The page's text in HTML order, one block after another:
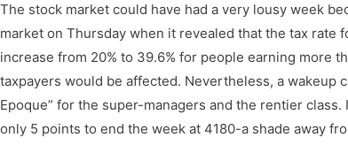
The stock market could have had a very lousy week
market on Thursday when it revealed that the tax rate
increase from 20% to 39.6% for people earning more
taxpayers would be affected. Nevertheless, a wakeup
Epoque” for the super-managers and the rentier
only 5 points to end the week at 4180-a shade away